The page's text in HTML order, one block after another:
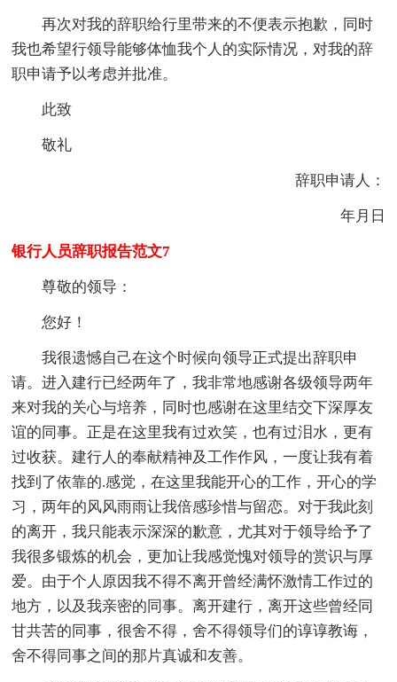
再次对我的辞职给行里带来的不便表示抱歉，同时
我也希望行领导能够体恤我个人的实际情况，对我的辞
职申请予以考虑并批准。
此致
敬礼
辞职申请人：
年月日
银行人员辞职报告范文7
尊敬的领导：
您好！
我很遗憾自己在这个时候向领导正式提出辞职申
请。进入建行已经两年了，我非常地感谢各级领导两年
来对我的关心与培养，同时也感谢在这里结交下深厚友
谊的同事。正是在这里我有过欢笑，也有过泪水，更有
过收获。建行人的奉献精神及工作作风，一度让我有着
找到了依靠的.感觉，在这里我能开心的工作，开心的学
习，两年的风风雨雨让我倍感珍惜与留恋。对于我此刻
的离开，我只能表示深深的歉意，尤其对于领导给予了
我很多锻炼的机会，更加让我感觉愧对领导的赏识与厚
爱。由于个人原因我不得不离开曾经满怀激情工作过的
地方，以及我亲密的同事。离开建行，离开这些曾经同
甘共苦的同事，很舍不得，舍不得领导们的谆谆教诲，
舍不得同事之间的那片真诚和友善。